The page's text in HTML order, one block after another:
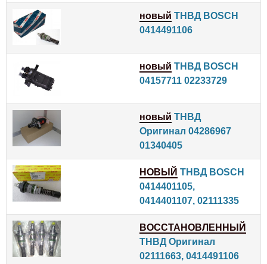
новый ТНВД BOSCH
0414491106
новый ТНВД BOSCH
04157711 02233729
новый ТНВД
Оригинал 04286967
01340405
НОВЫЙ ТНВД BOSCH
0414401105,
0414401107, 02111335
ВОССТАНОВЛЕННЫЙ
ТНВД Оригинал
02111663, 0414491106